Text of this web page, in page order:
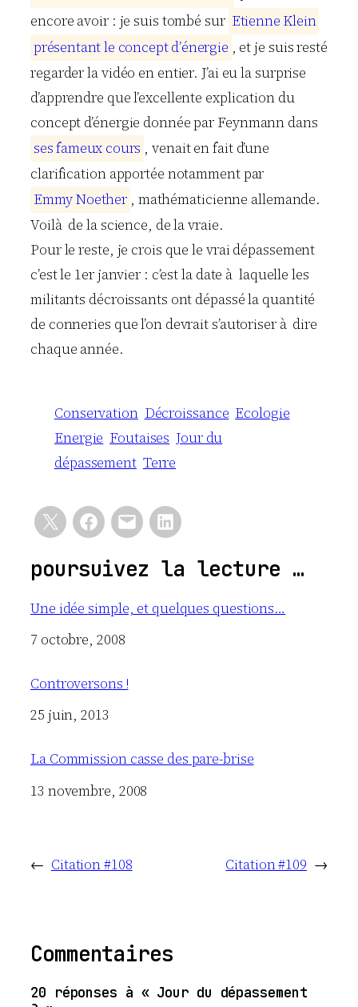
encore avoir : je suis tombé sur Etienne Klein
présentantle conceptd’énergie , et je suis resté
regarder la vidéo en entier. J’ai eu la surprise
d’apprendre que l’excellente explication du
concept d’énergie donnée par Feynmann dans
sesfameux cours , venait en fait d’une
clarification apportée notamment par
EmmyNoether , mathématicienne allemande.
Voilà de la science, de la vraie.
Pour le reste, je crois que le vrai dépassement
c’est le 1er janvier : c’est la date à laquelle les
militants décroissants ont dépassé la quantité
de conneries que l’on devrait s’autoriser à dire
chaque année.
Conservation Décroissance Ecologie
Energie Foutaises Jour du
dépassement Terre
poursuivez la lecture …
Une idée simple, et quelques questions…
Date
7 octobre, 2008
Controversons !
Date
25 juin, 2013
La Commission casse des pare-brise
Date
13 novembre, 2008
← Citation #108 Citation #109 →
Commentaires
20 réponses à « Jour du dépassement